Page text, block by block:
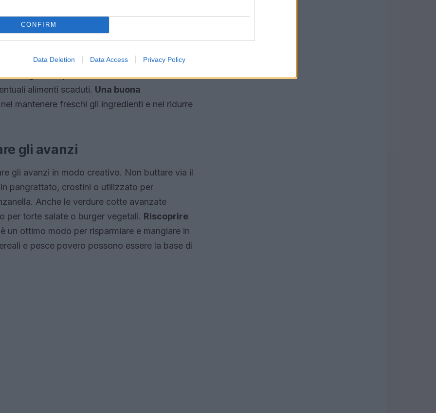
CONFIRM
Data Deletion Data Access Privacy Policy
un alleato prezioso
è essenziale per evitare sprechi. Ogni
la frutta e la verdura devono essere
carne e pesce crudi dovrebbero occupare i
frigorifero per assicurarti che non ci siano
alimenti scaduti. Una buona
mantenere freschi gli ingredienti e nel ridurre
gli avanzi
gli avanzi in modo creativo. Non buttare via il
pangrattato, crostini o utilizzato per
Anche le verdure cotte avanzate
per torte salate o burger vegetali. Riscoprire
un ottimo modo per risparmiare e mangiare in
e pesce povero possono essere la base di